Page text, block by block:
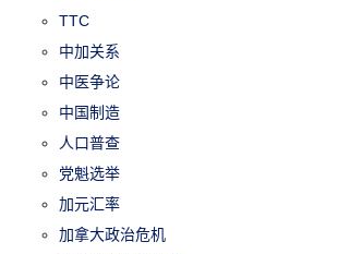
TTC
中加关系
中医争论
中国制造
人口普查
党魁选举
加元汇率
加拿大政治危机